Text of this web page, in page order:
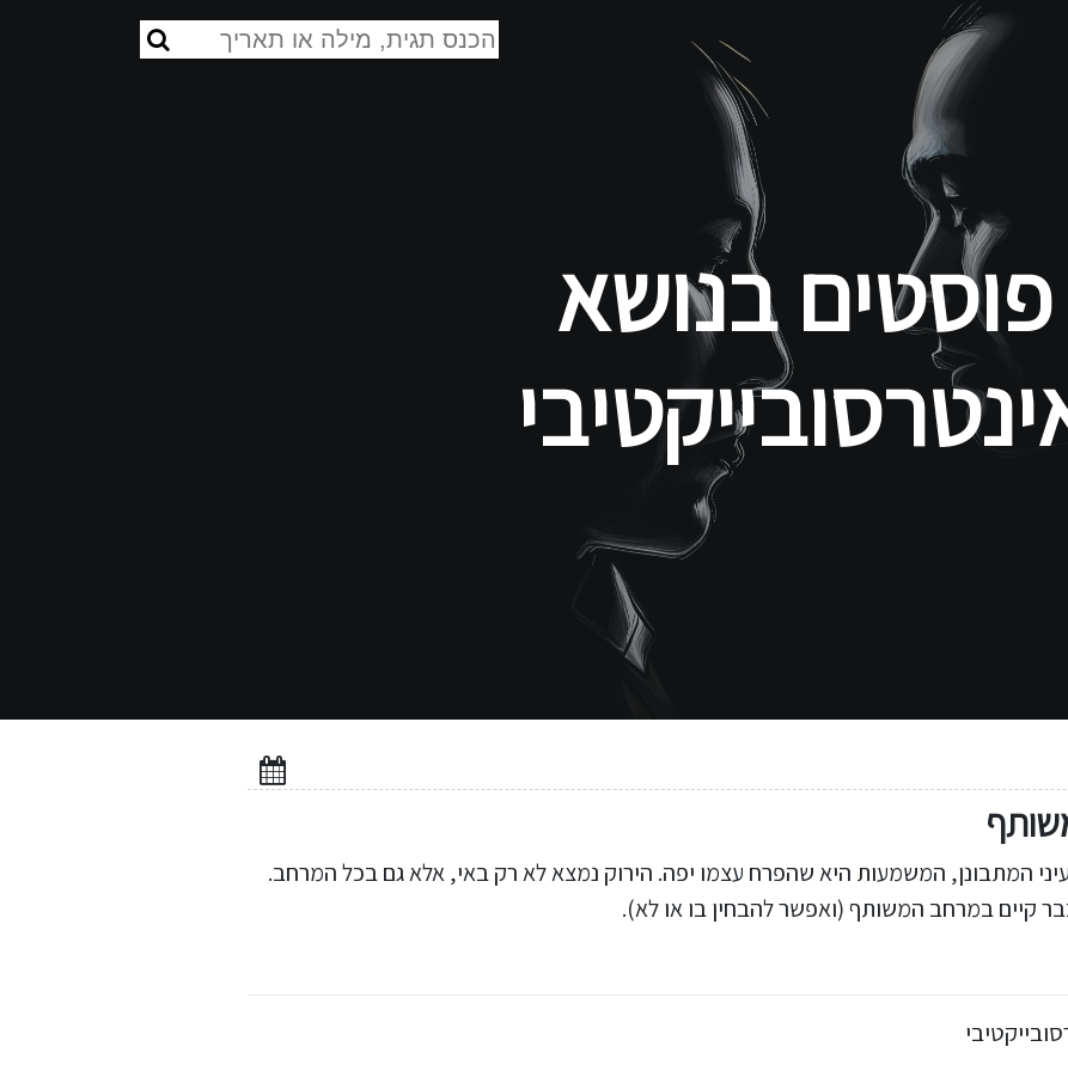
פוסטים בנושא
המתבונן, המשמעות היא שהפרח עצמו יפה. הירוק נמצא לא רק באי, אלא גם בכל המרחב.
קיים במרחב המשותף (ואפשר להבחין בו או לא).